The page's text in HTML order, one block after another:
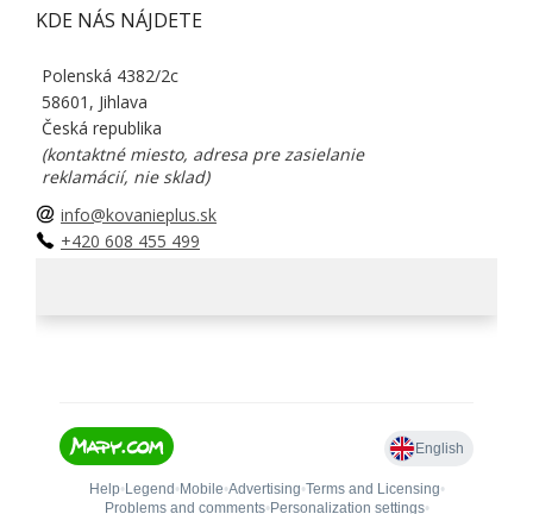
KDE NÁS NÁJDETE
Polenská 4382/2c
58601, Jihlava
Česká republika
(kontaktné miesto, adresa pre zasielanie
reklamácií, nie sklad)
info@kovanieplus.sk
+420 608 455 499